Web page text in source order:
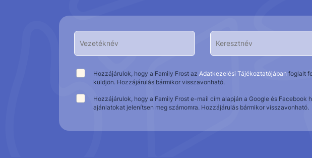
Hozzájárulok, hogy a Family Frost az Adatkezelési Tájékoztatójában foglalt
küldjön. Hozzájárulás bármikor visszavonható.
Hozzájárulok, hogy a Family Frost e-mail cím alapján a Google és
ajánlatokat jelenítsen meg számomra. Hozzájárulás bármikor visszavonható.